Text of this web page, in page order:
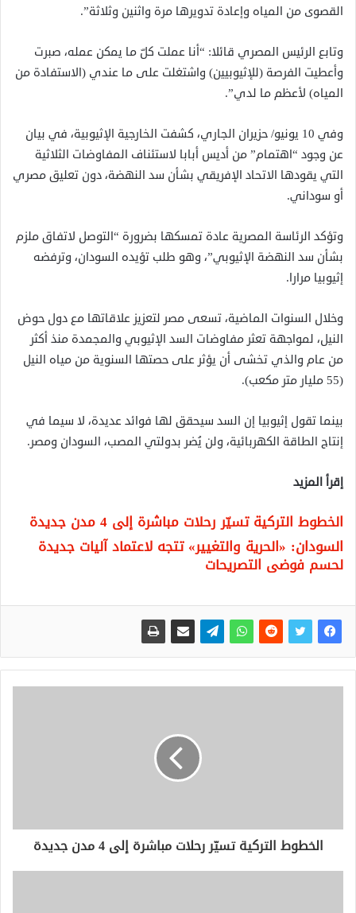
القصوى من المياه وإعادة تدويرها مرة واثنين وثلاثة”.
وتابع الرئيس المصري قائلا: “أنا عملت كلّ ما يمكن عمله، صبرت
وأعطيت الفرصة (للإثيوبيين) واشتغلت على ما عندي (الاستفادة من
المياه) لأعظم ما لدي”.
وفي 10 يونيو/ حزيران الجاري، كشفت الخارجية الإثيوبية، في بيان
عن وجود “اهتمام” من أديس أبابا لاستئناف المفاوضات الثلاثية
التي يقودها الاتحاد الإفريقي بشأن سد النهضة، دون تعليق مصري
أو سوداني.
وتؤكد الرئاسة المصرية عادة تمسكها بضرورة “التوصل لاتفاق ملزم
بشأن سد النهضة الإثيوبي”، وهو طلب تؤيده السودان، وترفضه
إثيوبيا مرارا.
وخلال السنوات الماضية، تسعى مصر لتعزيز علاقاتها مع دول حوض
النيل، لمواجهة تعثر مفاوضات السد الإثيوبي والمجمدة منذ أكثر
من عام والذي تخشى أن يؤثر على حصتها السنوية من مياه النيل
(55 مليار متر مكعب).
بينما تقول إثيوبيا إن السد سيحقق لها فوائد عديدة، لا سيما في
إنتاج الطاقة الكهربائية، ولن يُضر بدولتي المصب، السودان ومصر.
إقرأ المزيد
الخطوط التركية تسيّر رحلات مباشرة إلى 4 مدن جديدة
السودان: «الحرية والتغيير» تتجه لاعتماد آليات جديدة
لحسم فوضى التصريحات
الخطوط التركية تسيّر رحلات مباشرة إلى 4 مدن جديدة